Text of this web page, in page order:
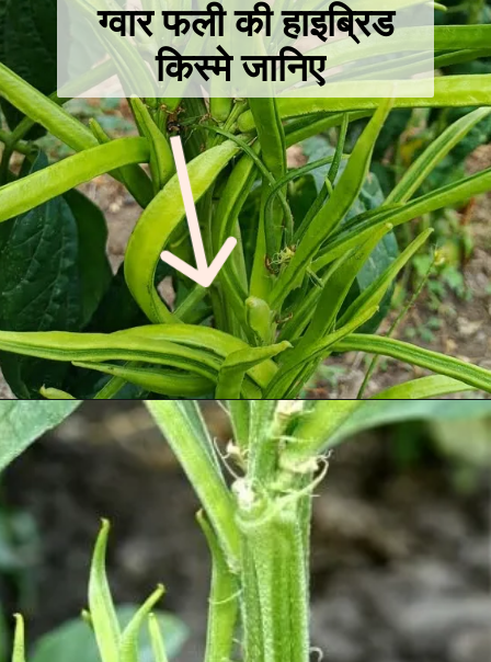
ग्वार फली कीहाइब्रिड
किस्मे जानिए
https://sacchikheti.com/cultivate-guar-pods-in-the-rainy-season-and-earn-3-lakhs-in-just-2-months-will-be-sold-for-rs-50-per-kg/